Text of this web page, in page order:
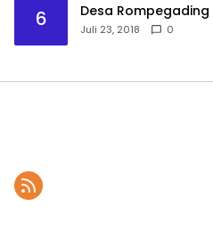
6 Desa
Juli 23, 2018 0